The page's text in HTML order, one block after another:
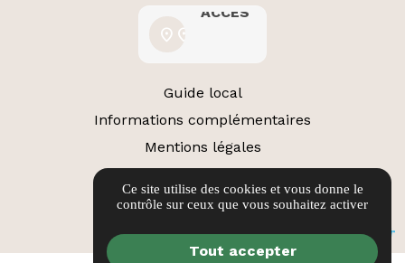
location_on location_on
ACCÈS
Guide local
Informations complémentaires
Mentions légales
Politique de confidentialité
Gestion des cookies
Ce site utilise des cookies et vous donne le
contrôle sur ceux que vous souhaitez activer
Tout accepter